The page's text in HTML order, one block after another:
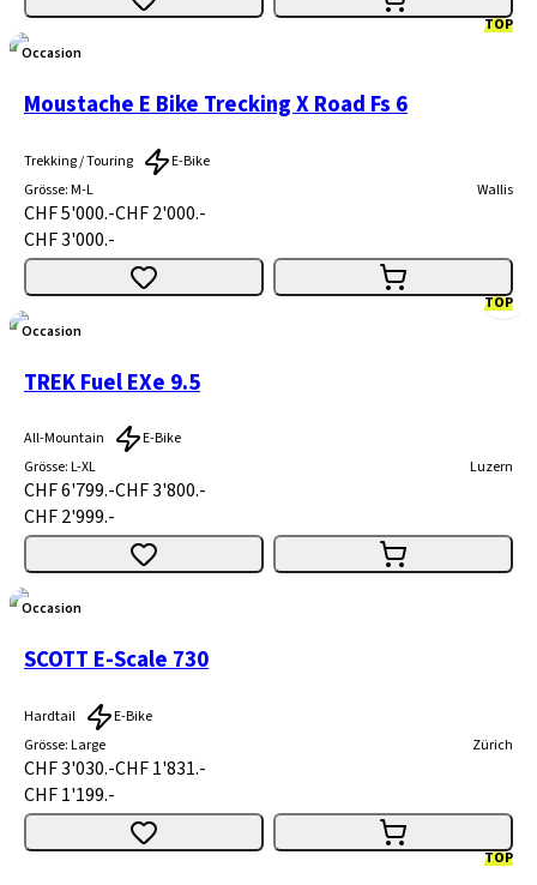
TOP
Occasion
TOP
Moustache E Bike Trecking X Road Fs 6
Trekking / Touring
E-Bike
Grösse:M-L Wallis
CHF 5'000.-CHF 2'000.-
CHF 3'000.-
Occasion
TREK Fuel EXe 9.5
All-Mountain
E-Bike
Grösse:L-XL Luzern
CHF 6'799.-CHF 3'800.-
CHF 2'999.-
Occasion
TOP
SCOTT E-Scale 730
Hardtail
E-Bike
Grösse:Large Zürich
CHF 3'030.-CHF 1'831.-
CHF 1'199.-